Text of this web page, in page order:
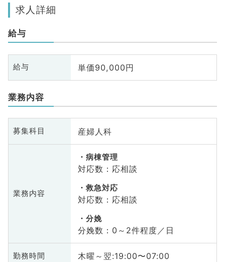
求人詳細
給与
給与 単価90,000円
業務内容
募集科目 産婦人科
業務内容
病棟管理
対応数：応相談
救急対応
対応数：応相談
分娩
分娩数：0～2件程度／日
勤務時間 木曜～翌:19:00〜07:00